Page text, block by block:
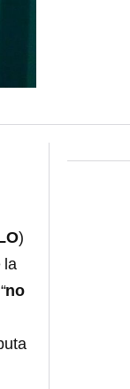
)
la
no